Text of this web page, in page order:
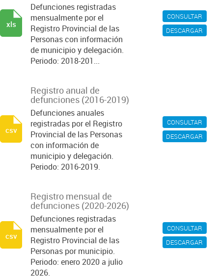
CONSULTAR
DESCARGAR
Defunciones registradas
mensualmente por el
Registro Provincial de las
Personas con información
de municipio y delegación.
Periodo: 2018-201...
xls
CONSULTAR
DESCARGAR
Registro anual de
defunciones (2016-2019)
Defunciones anuales
registradas por el Registro
Provincial de las Personas
con información de
municipio y delegación.
Periodo: 2016-2019.
csv
CONSULTAR
DESCARGAR
Registro mensual de
defunciones (2020-2026)
Defunciones registradas
mensualmente por el
Registro Provincial de las
Personas por municipio.
Periodo: enero 2020 a julio
2026.
csv